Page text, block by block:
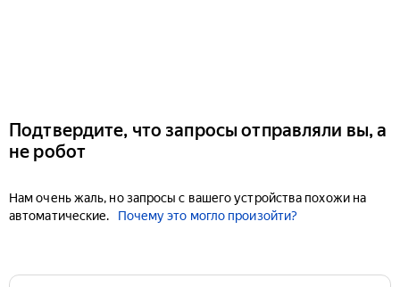
Подтвердите, что запросы отправляли вы, а
не робот
Нам очень жаль, но запросы с вашего устройства похожи на
автоматические.
Почему это могло произойти?